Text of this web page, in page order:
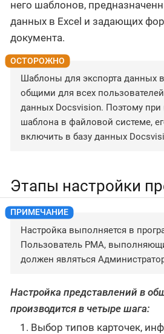
него шаблонов,
данных в Excel и задающих
документа.
Шаблоны для экспорта данных
общими для всех пользователей
данных Docsvision. Поэтому при
шаблона в файловой системе,
включить в базу данных
Этапы настройки
Настройка выполняется в
Пользователь РМА,
должен являться
Настройка представлений в
производится в четыре шага:
Выбор типов карточек,